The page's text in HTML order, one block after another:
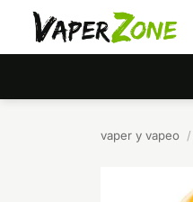
Saltar
contenido
vaper y vapeo /